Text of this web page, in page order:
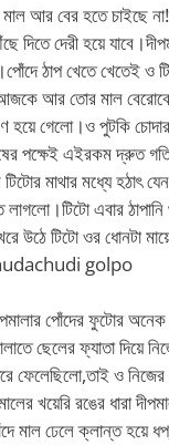
আর বের হতে চাইছে
দেরী হয়ে
ঠাপ খেতে খেতেই ও
আর তোর মাল বেরোবে
গেলো।ও পুটকি চোদার
পক্ষেই এইরকম দ্রুত
মাথার মধ্যে হঠাৎ
এবার
উঠে টিটো ওর ধোনটা
golpo
পোঁদের ফুটোর
ছেলের ফ্যাতা দিয়ে
ফেলেছিলো,তাই ও নিজের
খয়েরি রঙের ধারা
মাল ঢেলে ক্লান্ত হয়ে